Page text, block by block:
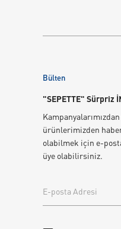
Bülten
"SEPETTE" Sürpriz
ürünlerimizden
olabilmek için e-
üye olabilirsiniz.